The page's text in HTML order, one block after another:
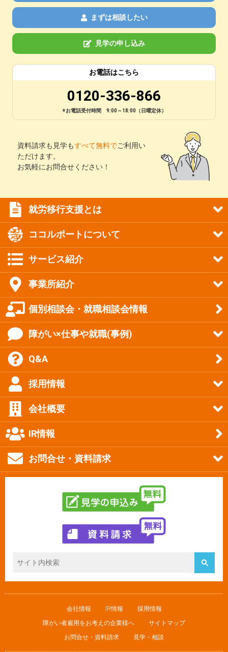
まずは相談したい
見学の申し込み
お電話はこちら
0120-336-866
※お電話受付時間 9:00～18:00（日曜定休）
資料請求も見学もすべて無料でご利用い
ただけます。
お気軽にお問合せください！
就労移行支援とは
ココルポートについて
サービス紹介
事業所紹介
個別相談会・就職相談会情報
障がい×仕事や就職(事例)
Q&A
採用情報
会社概要
IR情報
お問合せ・資料請求
会社情報 IR情報
採用情報
障がい者雇用をお考えの企業様へ
サイトマップ
お問合せ・資料請求
見学・相談